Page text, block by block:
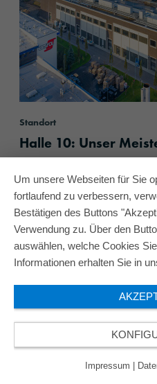
Standort
Halle 10: Unser
content.read_more
Um unsere Webseiten für Sie
fortlaufend zu verbessern,
Bestätigen des Buttons
Verwendung zu. Über den
auswählen, welche Cookies
Informationen erhalten Sie in
Impressum